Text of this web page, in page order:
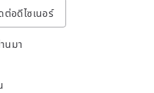
ต่อดีไซเนอร์
นมา